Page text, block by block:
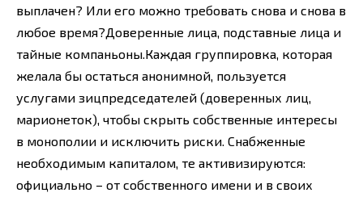
выплачен? Или его можно требовать снова и снова в
любое время?Доверенные лица, подставные лица и
тайные компаньоны.Каждая группировка, которая
желала бы остаться анонимной, пользуется
услугами зицпредседателей (доверенных лиц,
марионеток), чтобы скрыть собственные интересы
в монополии и исключить риски. Снабженные
необходимым капиталом, те активизируются:
официально – от собственного имени и в своих